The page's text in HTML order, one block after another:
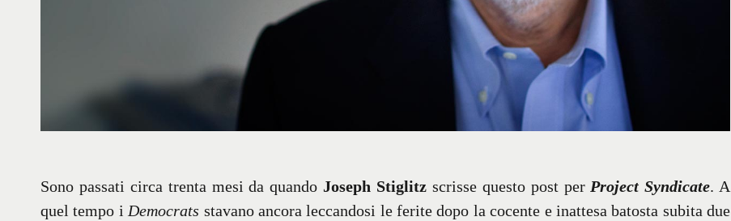
Sono passati circa trenta mesi da quandoJoseph Stiglitz scrisse questo post per Project Syndicate. A
quel tempo i Democrats stavano ancora leccandosi le ferite dopo la cocente e inattesa batosta subita due